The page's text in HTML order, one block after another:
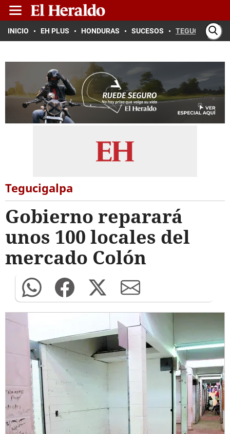
INICIO EH PLUS HONDURAS SUCESOS TEGUCIGALPA
Tegucigalpa
Gobierno reparará
unos 100 locales del
mercado Colón